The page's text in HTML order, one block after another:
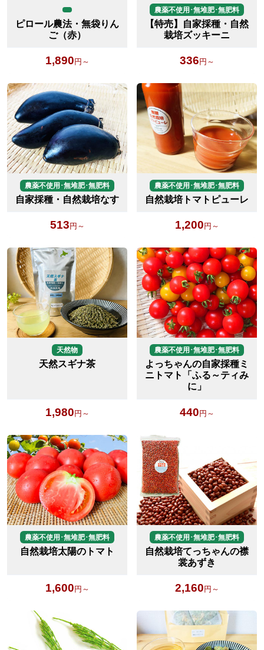
ピロール農法・無袋りん
ご（赤）
1,890 円～
農薬不使用･無堆肥･無肥料
【特売】自家採種・自然
栽培ズッキーニ
336 円～
農薬不使用･無堆肥･無肥料
自家採種・自然栽培なす
513 円～
農薬不使用･無堆肥･無肥料
自然栽培トマトピューレ
1,200 円～
天然物
天然スギナ茶
1,980円～
農薬不使用･無堆肥･無肥料
よっちゃんの自家採種ミ
ニトマト「ふる～ティみ
に」
440円～
農薬不使用･無堆肥･無肥料
自然栽培太陽のトマト
1,600 円～
農薬不使用･無堆肥･無肥料
自然栽培てっちゃんの襟
裳あずき
2,160 円～